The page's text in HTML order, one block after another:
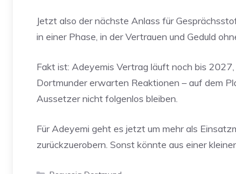
Jetzt also der nächste Anlass für
in einer Phase, in der Vertrauen und Geduld
Fakt ist: Adeyemis Vertrag läuft noch bis
Dortmunder erwarten Reaktionen – auf dem
Aussetzer nicht folgenlos bleiben.
Für Adeyemi geht es jetzt um mehr als
zurückzuerobern. Sonst könnte aus einer